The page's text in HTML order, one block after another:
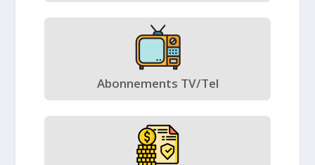
Abonnements TV/Tel